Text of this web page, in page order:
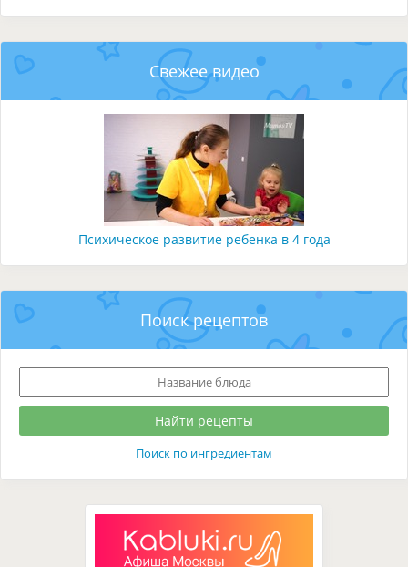
Свежее видео
Психическое развитие ребенка в 4 года
Поиск рецептов
Поиск по ингредиентам